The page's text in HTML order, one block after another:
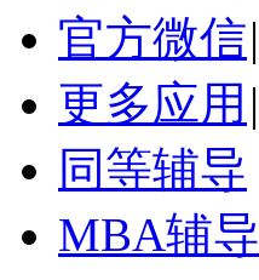
官方微信|
更多应用 |
同等辅导
MBA辅导